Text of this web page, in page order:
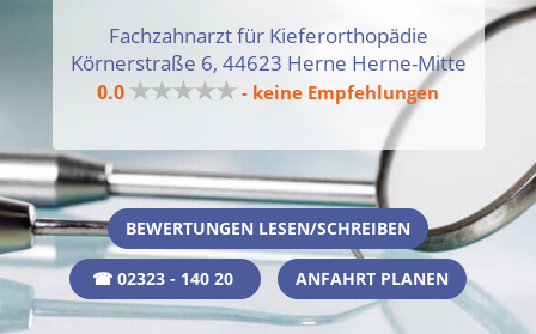
Fachzahnarzt für Kieferorthopädie
Körnerstraße 6, 44623 Herne Herne-Mitte
0.0 ★★★★★ - keine Empfehlungen
BEWERTUNGEN LESEN/SCHREIBEN
☎ 02323 - 140 20 ANFAHRT PLANEN